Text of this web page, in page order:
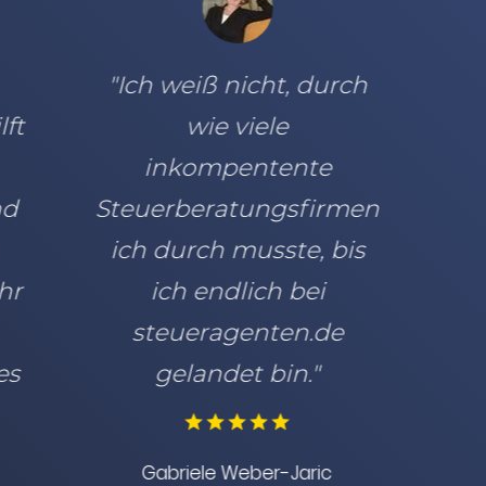
"Unsere
Ansprechpartner
sind für uns
jederzeit
erreichbar und
unterstützen uns
stets engagiert
und
lösungsorientiert.“